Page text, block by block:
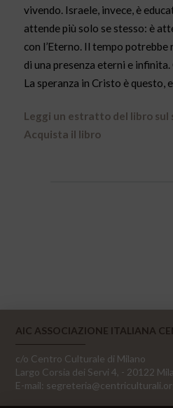
vivendo. Israele, invece, è
attende più solo se stesso: è
con l’Eterno. Il tempo potrebbe
di una presenza eterni e
La speranza in Cristo è
Leggi un estratto del libro sul
Acquista il libro
AIC ASSOCIAZIONE ITALIANA
c/o Centro Culturale di Milano
Largo Corsia dei Servi 4, - 20122
E-mail: